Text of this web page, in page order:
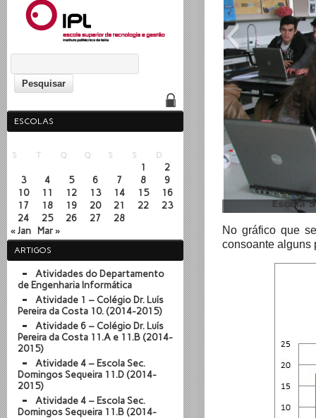
No gráfico que
consoante alguns
ESCOLAS
S
T Q Q S S D
1
2
3
4 5 6 7 8
9
10
11 12 13 14 15
16
17
18 19 20 21 22
23
24
25 26 27
28
« Jan
Mar »
ARTIGOS
Atividades do Departamento
de Engenharia Informática
Atividade 1 – Colégio Dr. Luís
Pereira da Costa 10. (2014-2015)
Atividade 6 – Colégio Dr. Luís
Pereira da Costa 11.A e 11.B (2014-
2015)
Atividade 4 – Escola Sec.
Domingos Sequeira 11.D (2014-
2015)
Atividade 4 – Escola Sec.
Domingos Sequeira 11.B (2014-